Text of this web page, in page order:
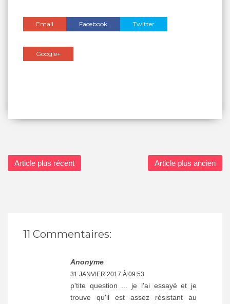
Email Facebook Twitter
Google+
Article plus récent Article plus ancien
11 Commentaires:
Anonyme
31 JANVIER 2017 À 09:53
p'tite question ... je l'ai essayé et je
trouve qu'il est assez résistant au